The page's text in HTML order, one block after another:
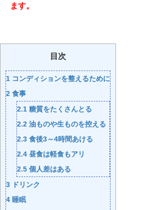
ます。
目次
1 コンディションを整えるために
2 食事
2.1 糖質をたくさんとる
2.2 油ものや生ものを控える
2.3 食後3～4時間あける
2.4 昼食は軽食もアリ
2.5 個人差はある
3 ドリンク
4 睡眠